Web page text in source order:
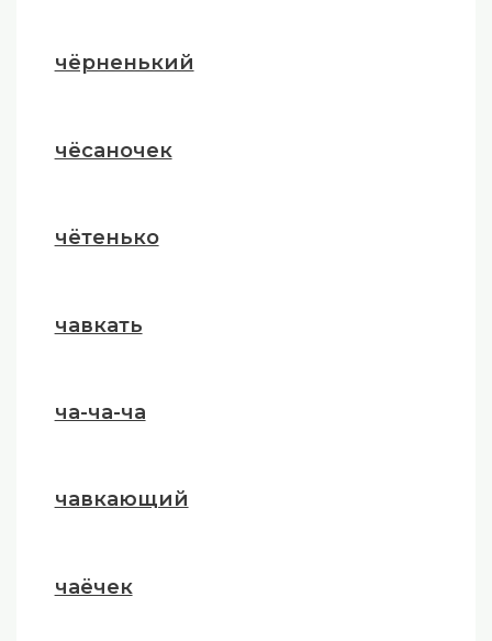
чёрненький
чёсаночек
чётенько
чавкать
ча-ча-ча
чавкающий
чаёчек